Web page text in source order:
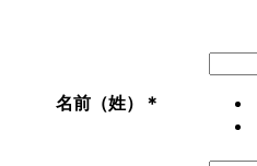
名前（姓） ＊